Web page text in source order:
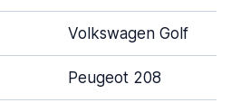
Volkswagen Golf
Peugeot 208